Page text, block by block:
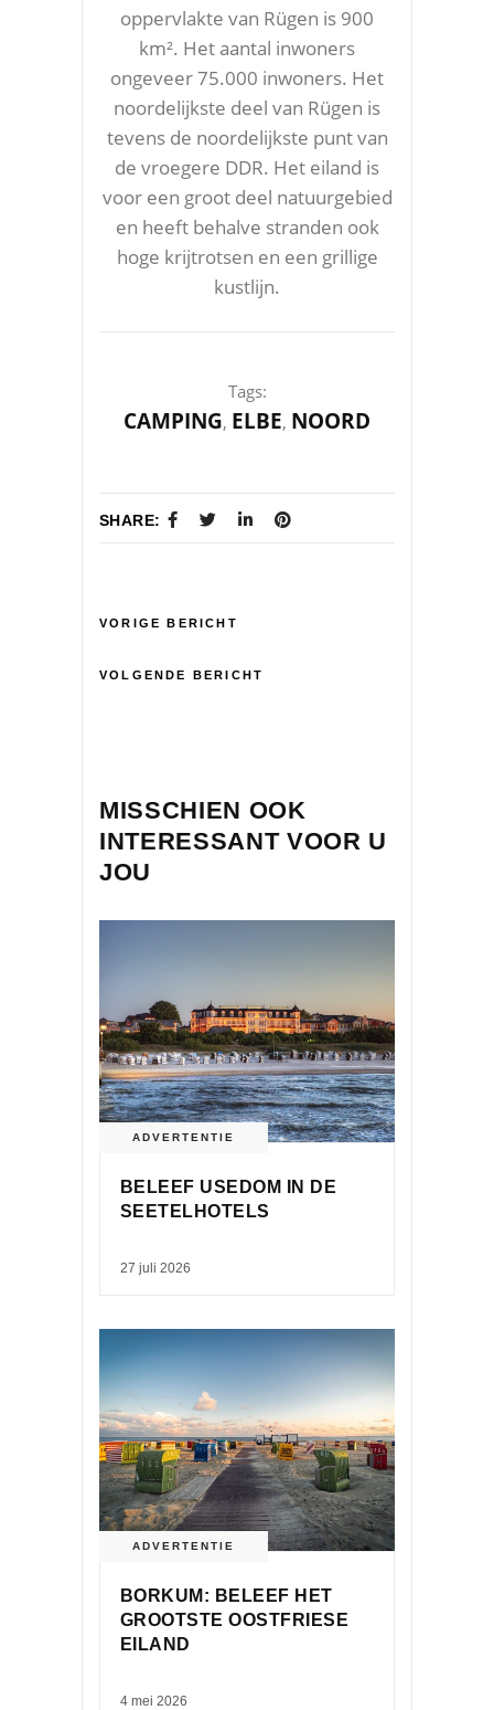
oppervlakte van Rügen is 900
km². Het aantal inwoners
ongeveer 75.000 inwoners. Het
noordelijkste deel van Rügen is
tevens de noordelijkste punt van
de vroegere DDR. Het eiland is
voor een groot deel natuurgebied
en heeft behalve stranden ook
hoge krijtrotsen en een grillige
kustlijn.
Tags:
CAMPING, ELBE, NOORD
SHARE:
VORIGE BERICHT
VOLGENDE BERICHT
MISSCHIEN OOK
INTERESSANT VOOR U
JOU
ADVERTENTIE
BELEEF USEDOM IN DE
SEETELHOTELS
27 juli 2026
ADVERTENTIE
BORKUM: BELEEF HET
GROOTSTE OOSTFRIESE
EILAND
4 mei 2026